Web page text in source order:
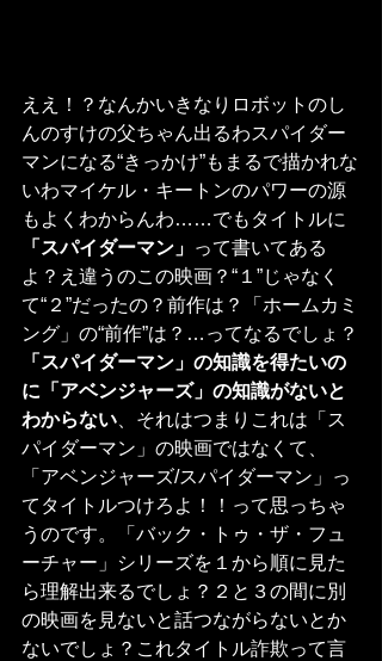
ええ！？なんかいきなりロボットのし
んのすけの父ちゃん出るわスパイダー
マンになる“きっかけ”もまるで描かれな
いわマイケル・キートンのパワーの源
もよくわからんわ……でもタイトルに
「スパイダーマン」 って書いてある
よ？え違うのこの映画？“１”じゃなく
て“２”だったの？前作は？「ホームカミ
ング」の“前作”は？…ってなるでしょ？
「スパイダーマン」の知識を得たいの
に「アベンジャーズ」の知識がないと
わからない 、それはつまりこれは「ス
パイダーマン」の映画ではなくて、
「アベンジャーズ/スパイダーマン」っ
てタイトルつけろよ！！って思っちゃ
うのです。「バック・トゥ・ザ・フュ
ーチャー」シリーズを１から順に見た
ら理解出来るでしょ？２と３の間に別
の映画を見ないと話つながらないとか
ないでしょ？これタイトル詐欺って言